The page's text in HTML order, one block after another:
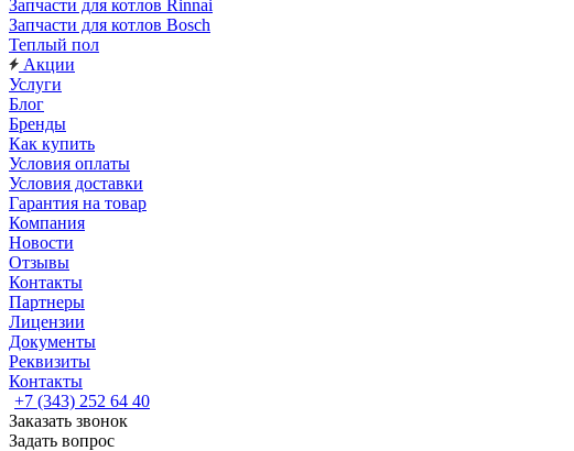
Запчасти для котлов Rinnai
Запчасти для котлов Bosch
Теплый пол
Акции
Услуги
Блог
Бренды
Как купить
Условия оплаты
Условия доставки
Гарантия на товар
Компания
Новости
Отзывы
Контакты
Партнеры
Лицензии
Документы
Реквизиты
Контакты
+7 (343) 252 64 40
Заказать звонок
Задать вопрос